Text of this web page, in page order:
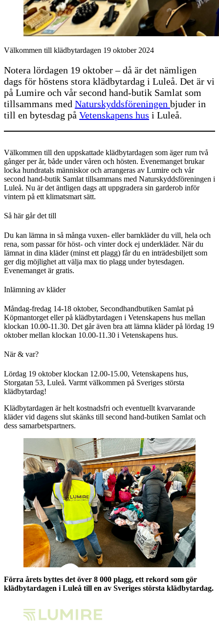
Välkommen till klädbytardagen 19 oktober 2024
Notera lördagen 19 oktober – då är det nämligen
dags för höstens stora klädbytardag i Luleå. Det är vi
på Lumire och vår second hand-butik Samlat som
tillsammans med Naturskyddsföreningen bjuder in
till en bytesdag på Vetenskapens hus i Luleå.
Välkommen till den uppskattade klädbytardagen som äger rum två
gånger per år, både under våren och hösten. Evenemanget brukar
locka hundratals människor och arrangeras av Lumire och vår
second hand-butik Samlat tillsammans med Naturskyddsföreningen i
Luleå. Nu är det äntligen dags att uppgradera sin garderob inför
vintern på ett klimatsmart sätt.
Så här går det till
Du kan lämna in så många vuxen- eller barnkläder du vill, hela och
rena, som passar för höst- och vinter dock ej underkläder. När du
lämnat in dina kläder (minst ett plagg) får du en inträdesbiljett som
ger dig möjlighet att välja max tio plagg under bytesdagen.
Evenemanget är gratis.
Inlämning av kläder
Måndag-fredag 14-18 oktober, Secondhandbutiken Samlat på
Köpmantorget eller på klädbytardagen i Vetenskapens hus mellan
klockan 10.00-11.30. Det går även bra att lämna kläder på lördag 19
oktober mellan klockan 10.00-11.30 i Vetenskapens hus.
När & var?
Lördag 19 oktober klockan 12.00-15.00, Vetenskapens hus,
Storgatan 53, Luleå. Varmt välkommen på Sveriges största
klädbytardag!
Klädbytardagen är helt kostnadsfri och eventuellt kvarvarande
kläder vid dagens slut skänks till second hand-butiken Samlat och
dess samarbetspartners.
Förra årets byttes det över 8 000 plagg, ett rekord som gör
klädbytardagen i Luleå till en av Sveriges största klädbytardag.